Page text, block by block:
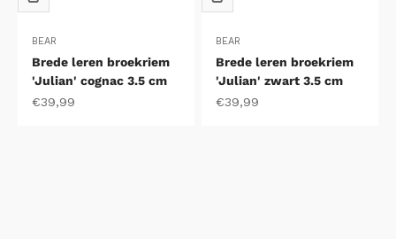
BEAR
Brede leren broekriem
'Julian' cognac 3.5 cm
Aanbiedingsprijs
€39,99
BEAR
Brede leren broekriem
'Julian' zwart 3.5 cm
Aanbiedingsprijs
€39,99